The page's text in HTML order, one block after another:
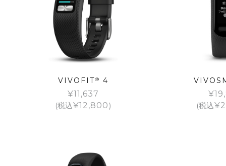
VIVOFIT® 4
¥11,637
(税込¥12,800)
¥
(税込¥